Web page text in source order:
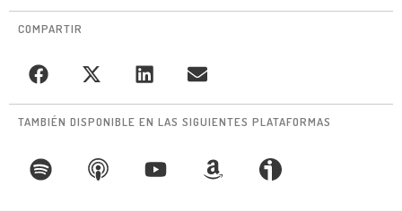
COMPARTIR
TAMBIÉN DISPONIBLE EN LAS SIGUIENTES PLATAFORMAS